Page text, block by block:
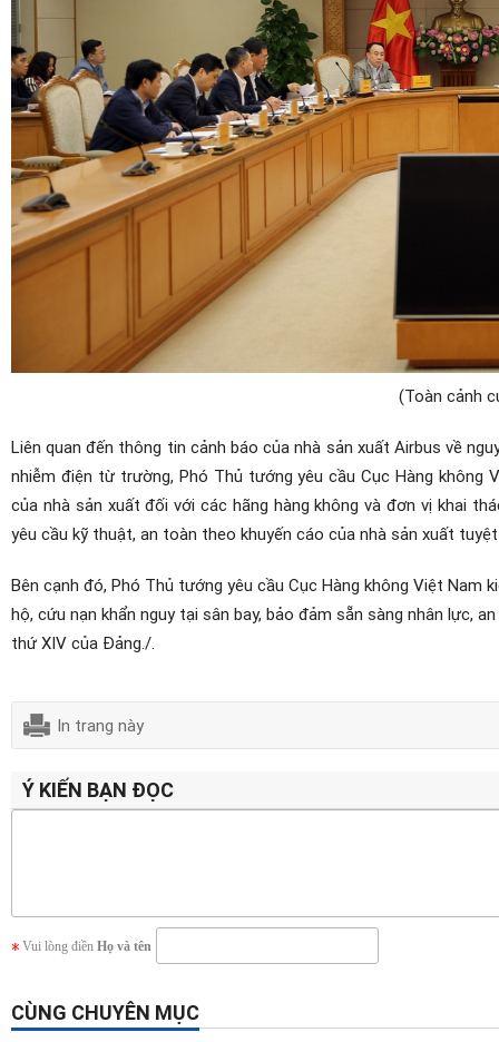
(Toàn cảnh
Liên quan đến thông tin cảnh báo của nhà sản xuất Airbus về
nhiễm điện từ trường, Phó Thủ tướng yêu cầu Cục Hàng
của nhà sản xuất đối với các hãng hàng không và đơn vị khai
yêu cầu kỹ thuật, an toàn theo khuyến cáo của nhà sản xuất
Bên cạnh đó, Phó Thủ tướng yêu cầu Cục Hàng không Việt
hộ, cứu nạn khẩn nguy tại sân bay, bảo đảm sẵn sàng nhân lực,
thứ XIV của Đảng./.
In trang này
Ý KIẾN BẠN ĐỌC
Vui lòng điền Họ và tên
CÙNG CHUYÊN MỤC